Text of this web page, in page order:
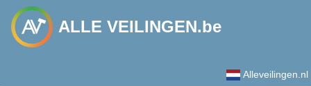
ALLE VEILINGEN.be
Alleveilingen.nl